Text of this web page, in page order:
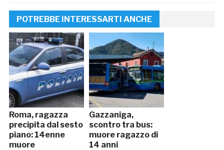
POTREBBE INTERESSARTI ANCHE
Roma, ragazza
precipita dal sesto
piano: 14enne
muore
Gazzaniga,
scontro tra bus:
muore ragazzo di
14 anni